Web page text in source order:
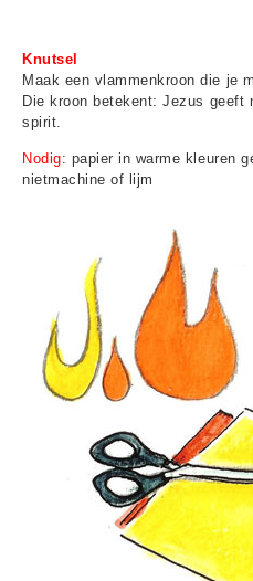
Knutsel
Maak een vlammenkroon die je
Die kroon betekent: Jezus geeft
spirit.
Nodig: papier in warme kleuren
nietmachine of lijm